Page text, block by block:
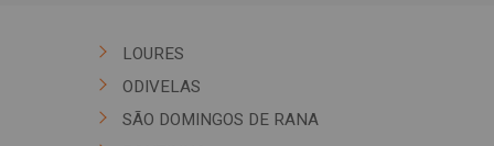
LOURES
ODIVELAS
SÃO DOMINGOS DE RANA